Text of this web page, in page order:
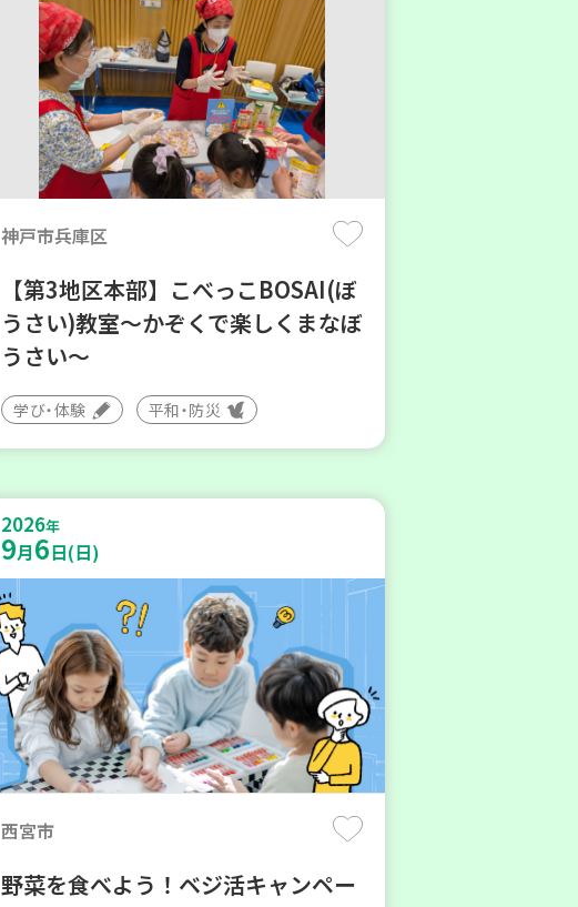
神戸市兵庫区
【第3地区本部】こべっこBOSAI(ぼ
うさい)教室～かぞくで楽しくまなぼ
うさい～
学び・体験 平和・防災
2026年
9月6日(日)
西宮市
野菜を食べよう！ベジ活キャンペー